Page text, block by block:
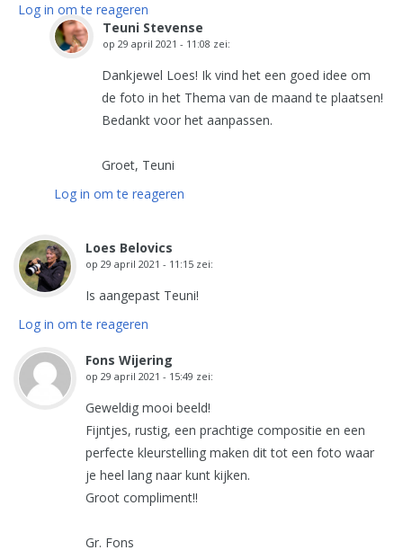
Log in om te reageren
Teuni Stevense
op 29 april 2021 - 11:08 zei:
Dankjewel Loes! Ik vind het een goed idee om
de foto in het Thema van de maand te plaatsen!
Bedankt voor het aanpassen.
Groet, Teuni
Log in om te reageren
Loes Belovics
op 29 april 2021 - 11:15 zei:
Is aangepast Teuni!
Log in om te reageren
Fons Wijering
op 29 april 2021 - 15:49 zei:
Geweldig mooi beeld!
Fijntjes, rustig, een prachtige compositie en een
perfecte kleurstelling maken dit tot een foto waar
je heel lang naar kunt kijken.
Groot compliment!!
Gr. Fons